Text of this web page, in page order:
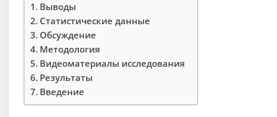
Выводы
Статистические данные
Обсуждение
Методология
Видеоматериалы исследования
Результаты
Введение